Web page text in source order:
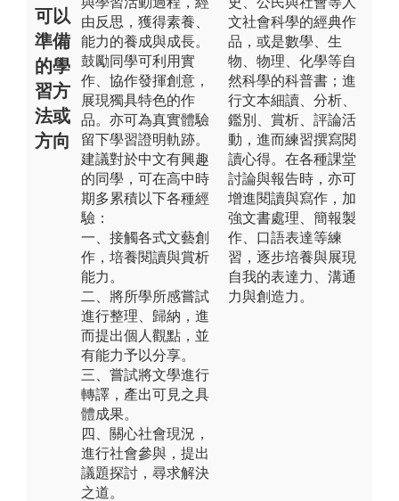
可以
準備
的學
習方
法或
方向
由反思，獲得素養、
能力的養成與成長。
鼓勵同學可利用實
作、協作發揮創意，
展現獨具特色的作
品。亦可為真實體驗
留下學習證明軌跡。
建議對於中文有興趣
的同學，可在高中時
期多累積以下各種經
驗：
一、接觸各式文藝創
作，培養閱讀與賞析
能力。
二、將所學所感嘗試
進行整理、歸納，進
而提出個人觀點，並
有能力予以分享。
三、嘗試將文學進行
轉譯，產出可見之具
體成果。
四、關心社會現況，
進行社會參與，提出
議題探討，尋求解決
之道。
文社會科學的經典作
品，或是數學、生
物、物理、化學等自
然科學的科普書；進
行文本細讀、分析、
鑑別、賞析、評論活
動，進而練習撰寫閱
讀心得。在各種課堂
討論與報告時，亦可
增進閱讀與寫作，加
強文書處理、簡報製
作、口語表達等練
習，逐步培養與展現
自我的表達力、溝通
力與創造力。